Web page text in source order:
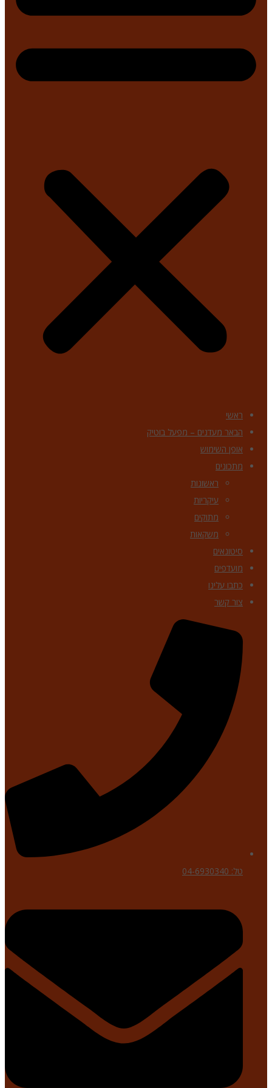
ראשי
הבאר מעדנים – מפעל בוטיק
אופן השימוש
מתכונים
ראשונות
עיקריות
מתוקים
משקאות
סיטונאים
מועדפים
כתבו עלינו
צור קשר
טל: 04-6930340